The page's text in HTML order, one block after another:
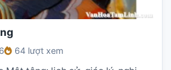
64 lượt xem